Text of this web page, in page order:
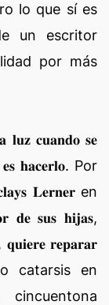
lo que sí es
un escritor
por más
𝐥𝐮𝐳 𝐜𝐮𝐚𝐧𝐝𝐨 𝐬𝐞
𝐡𝐚𝐜𝐞𝐫𝐥𝐨. Por
𝐋𝐞𝐫𝐧𝐞𝐫 en
𝐬𝐮𝐬 𝐡𝐢𝐣𝐚𝐬,
𝐫𝐞𝐩𝐚𝐫𝐚𝐫
catarsis en